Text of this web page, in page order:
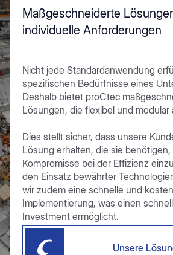
Maßgeschneiderte
individuelle Anforderungen
Nicht jede Standardanwendung
spezifischen Bedürfnisse eines
Deshalb bietet proCtec
Lösungen, die flexibel und modular
Dies stellt sicher, dass unsere
Lösung erhalten, die sie benötigen,
Kompromisse bei der Effizienz
den Einsatz bewährter
wir zudem eine schnelle und
Implementierung, was einen
Investment ermöglicht.
Unsere